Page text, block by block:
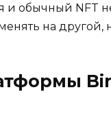
и обычный NFT
на другой,